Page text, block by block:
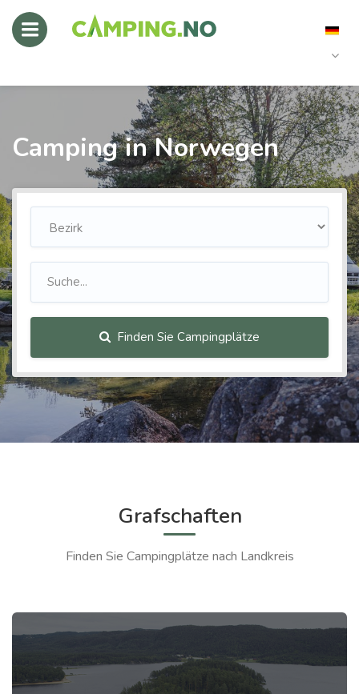
Camping in Norwegen
Finden Sie Campingplätze
Grafschaften
Finden Sie Campingplätze nach Landkreis